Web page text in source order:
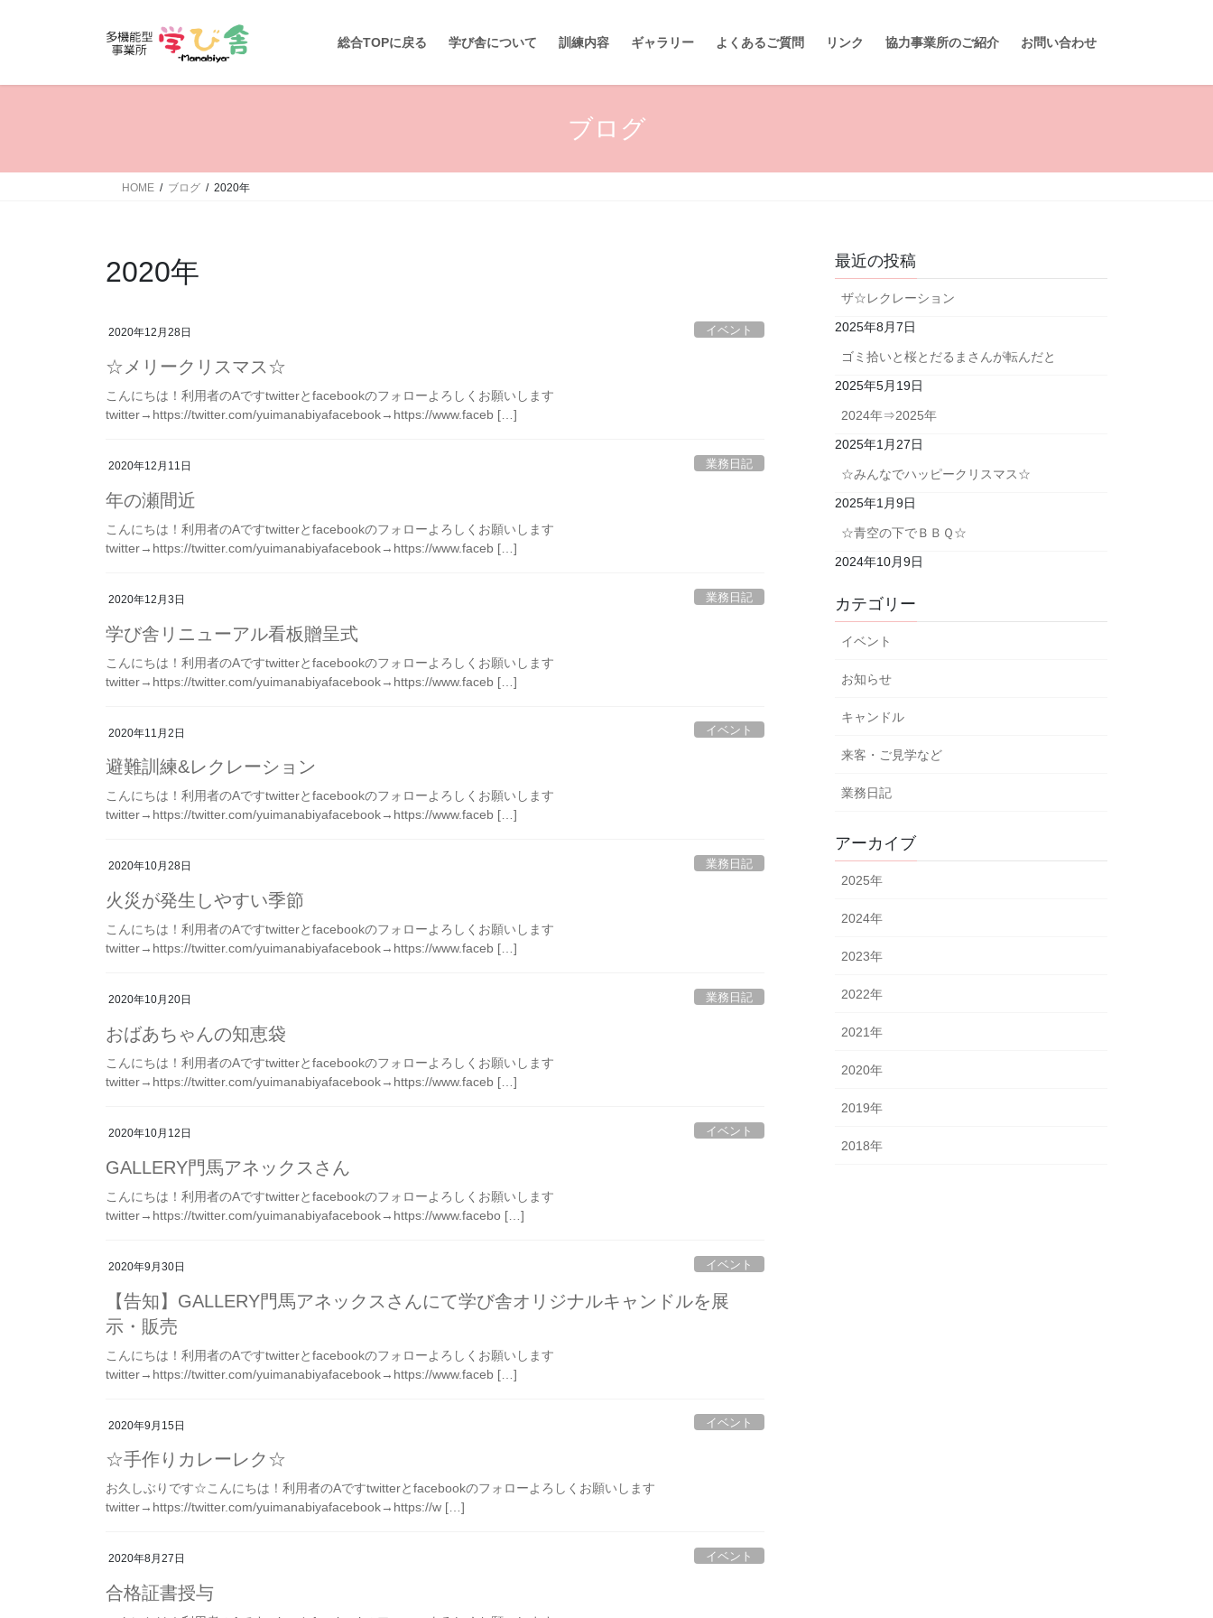
総合TOPに戻る 学び舎について 訓練内容 ギャラリー よくあるご質問 リンク 協力事業所のご紹介 お問い合わせ
ブログ
HOME ブログ 2020年
2020年
2020年12月28日 イベント
☆メリークリスマス☆
こんにちは！利用者のAですtwitterとfacebookのフォローよろしくお願いします
twitter→https://twitter.com/yuimanabiyafacebook→https://www.faceb […]
2020年12月11日 業務日記
年の瀬間近
こんにちは！利用者のAですtwitterとfacebookのフォローよろしくお願いします
twitter→https://twitter.com/yuimanabiyafacebook→https://www.faceb […]
2020年12月3日 業務日記
学び舎リニューアル看板贈呈式
こんにちは！利用者のAですtwitterとfacebookのフォローよろしくお願いします
twitter→https://twitter.com/yuimanabiyafacebook→https://www.faceb […]
2020年11月2日 イベント
避難訓練&レクレーション
こんにちは！利用者のAですtwitterとfacebookのフォローよろしくお願いします
twitter→https://twitter.com/yuimanabiyafacebook→https://www.faceb […]
2020年10月28日 業務日記
火災が発生しやすい季節
こんにちは！利用者のAですtwitterとfacebookのフォローよろしくお願いします
twitter→https://twitter.com/yuimanabiyafacebook→https://www.faceb […]
2020年10月20日 業務日記
おばあちゃんの知恵袋
こんにちは！利用者のAですtwitterとfacebookのフォローよろしくお願いします
twitter→https://twitter.com/yuimanabiyafacebook→https://www.faceb […]
2020年10月12日 イベント
GALLERY門馬アネックスさん
こんにちは！利用者のAですtwitterとfacebookのフォローよろしくお願いします
twitter→https://twitter.com/yuimanabiyafacebook→https://www.facebo […]
2020年9月30日 イベント
【告知】GALLERY門馬アネックスさんにて学び舎オリジナルキャンドルを展
示・販売
こんにちは！利用者のAですtwitterとfacebookのフォローよろしくお願いします
twitter→https://twitter.com/yuimanabiyafacebook→https://www.faceb […]
2020年9月15日 イベント
☆手作りカレーレク☆
お久しぶりです☆こんにちは！利用者のAですtwitterとfacebookのフォローよろしくお願いします
twitter→https://twitter.com/yuimanabiyafacebook→https://w […]
2020年8月27日 イベント
合格証書授与
最近の投稿
ザ☆レクレーション
2025年8月7日
ゴミ拾いと桜とだるまさんが転んだと
2025年5月19日
2024年⇒2025年
2025年1月27日
☆みんなでハッピークリスマス☆
2025年1月9日
☆青空の下でＢＢＱ☆
2024年10月9日
カテゴリー
イベント
お知らせ
キャンドル
来客・ご見学など
業務日記
アーカイブ
2025年
2024年
2023年
2022年
2021年
2020年
2019年
2018年